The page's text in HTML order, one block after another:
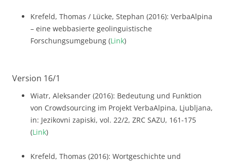
Krefeld, Thomas / Lücke, Stephan (2016): VerbaAlpina
– eine webbasierte geolinguistische
Forschungsumgebung (Link)
Version 16/1
Wiatr, Aleksander (2016): Bedeutung und Funktion
von Crowdsourcing im Projekt VerbaAlpina, Ljubljana,
in: Jezikovni zapiski, vol. 22/2, ZRC SAZU, 161-175
(Link)
Krefeld, Thomas (2016): Wortgeschichte und